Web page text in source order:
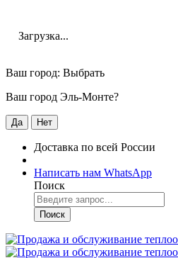
Загрузка...
Ваш город: Выбрать
Ваш город Эль-Монте?
Да Нет
Доставка по всей России
Написать нам WhatsApp
Поиск
Поиск